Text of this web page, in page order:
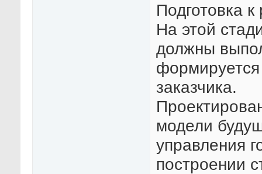
Подготовка
На этой
должны
заказчика.
модели
управления
построении